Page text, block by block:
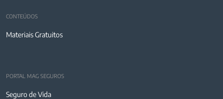
CONTEÚDOS
Materiais Gratuitos
PORTAL MAG SEGUROS
Seguro de Vida